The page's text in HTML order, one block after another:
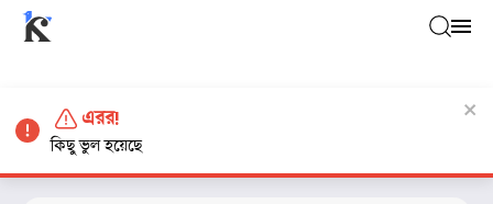
এরর!
কিছু ভুল হয়েছে